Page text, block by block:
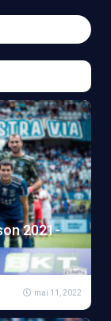
2021-
mai 11, 2022